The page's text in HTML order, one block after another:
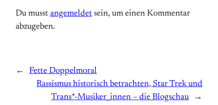
Du musst angemeldet sein, um einen Kommentar
abzugeben.
←
Fette Doppelmoral
Rassismus historisch betrachten, Star Trek und
Trans*-Musiker_innen – die Blogschau
→